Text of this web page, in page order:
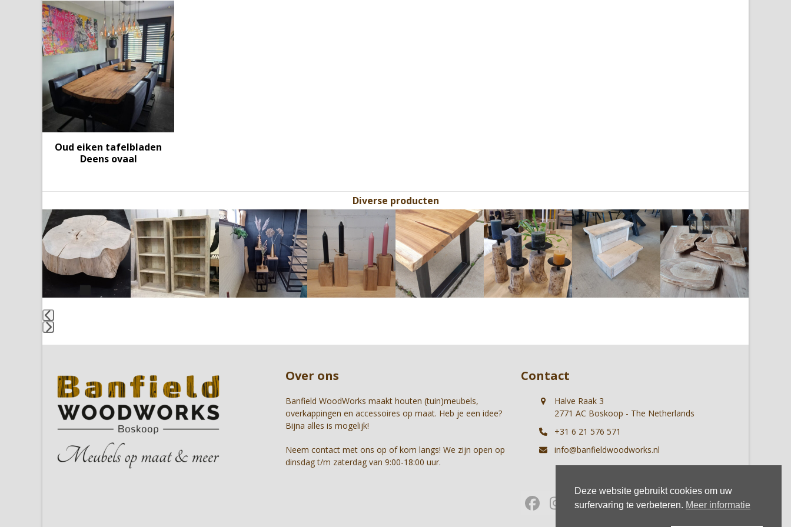
Oud eiken tafelbladen
Deens ovaal
Diverse producten
Use
the
left
and
right
arrow
keys
to
the
first
Over ons
Banfield WoodWorks maakt houten (tuin)meubels,
overkappingen en accessoires op maat. Heb je een idee?
Bijna alles is mogelijk!
Neem contact met ons op of kom langs! We zijn open op
dinsdag t/m zaterdag van 9:00-18:00 uur.
Contact
Halve Raak 3
2771 AC Boskoop - The Netherlands
+31 6 21 576 571
info@banfieldwoodworks.nl
Facebook
Instagram
Whatsapp
Deze website gebruikt cookies om uw
surfervaring te verbeteren. Meer informatie